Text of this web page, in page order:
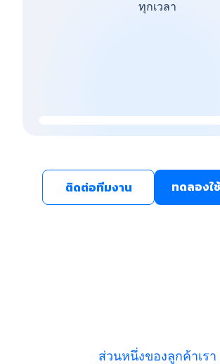
ทุกเวลา
ติดต่อทีมงาน ทดลองใ
ส่วนหนึ่งของลูกค้าเรา